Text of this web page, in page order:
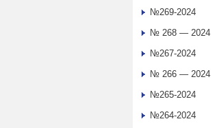
№269-2024
№ 268 — 2024
№267-2024
№ 266 — 2024
№265-2024
№264-2024